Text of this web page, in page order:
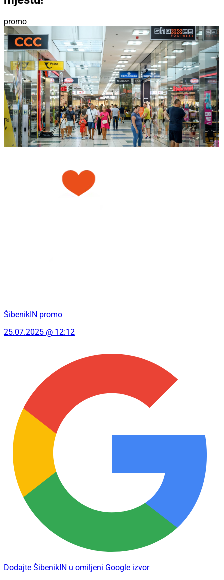
promo
ŠibenikIN promo
25.07.2025 @ 12:12
Dodajte ŠibenikIN u omiljeni Google izvor